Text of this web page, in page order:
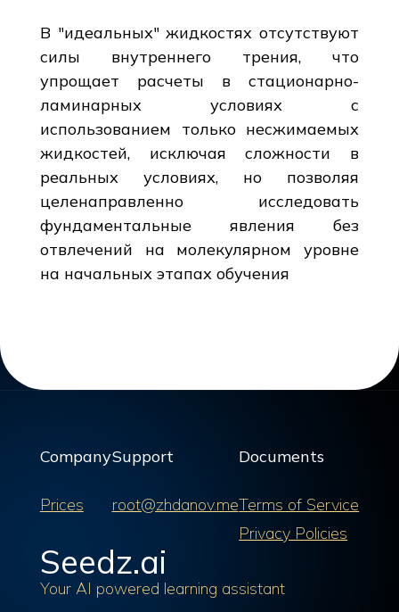
В "идеальных" жидкостях отсутствуют
силы внутреннего трения, что
упрощает расчеты в стационарно-
ламинарных условиях с
использованием только несжимаемых
жидкостей, исключая сложности в
реальных условиях, но позволяя
целенаправленно исследовать
фундаментальные явления без
отвлечений на молекулярном уровне
на начальных этапах обучения
Company
Prices
Support
root@zhdanov.me
Documents
Terms of Service
Privacy Policies
Seedz.ai
Your AI powered learning assistant